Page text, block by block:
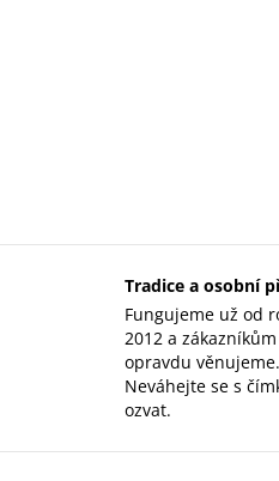
Tradice a osobní
Fungujeme už od
2012 a
opravdu věnujeme.
Neváhejte se s
ozvat.